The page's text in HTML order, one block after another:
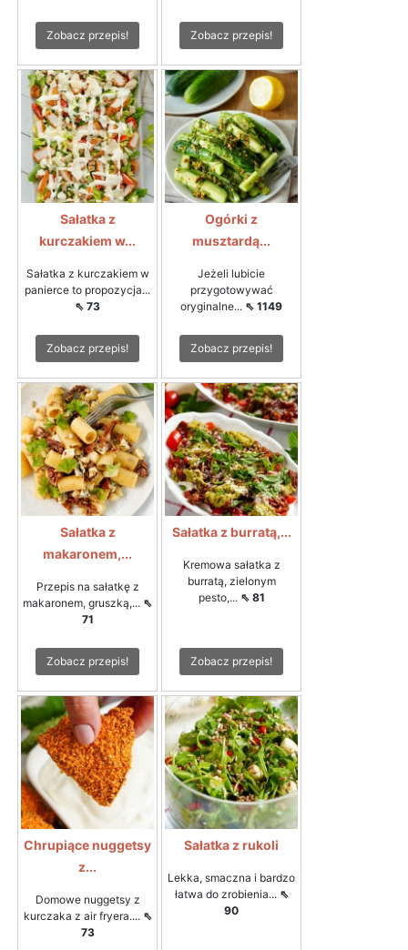
Zobacz przepis! Zobacz przepis!
Sałatka z
kurczakiem w...
Sałatka z kurczakiem w
panierce to propozycja...
⇖ 73
Zobacz przepis!
Ogórki z
musztardą...
Jeżeli lubicie
przygotowywać
oryginalne... ⇖ 1149
Zobacz przepis!
Sałatka z
makaronem,...
Przepis na sałatkę z
makaronem, gruszką,... ⇖
71
Zobacz przepis!
Sałatka z burratą,...
Kremowa sałatka z
burratą, zielonym
pesto,... ⇖ 81
Zobacz przepis!
Chrupiące nuggetsy
z...
Domowe nuggetsy z
kurczaka z air fryera.... ⇖
73
Sałatka z rukoli
Lekka, smaczna i bardzo
łatwa do zrobienia... ⇖
90